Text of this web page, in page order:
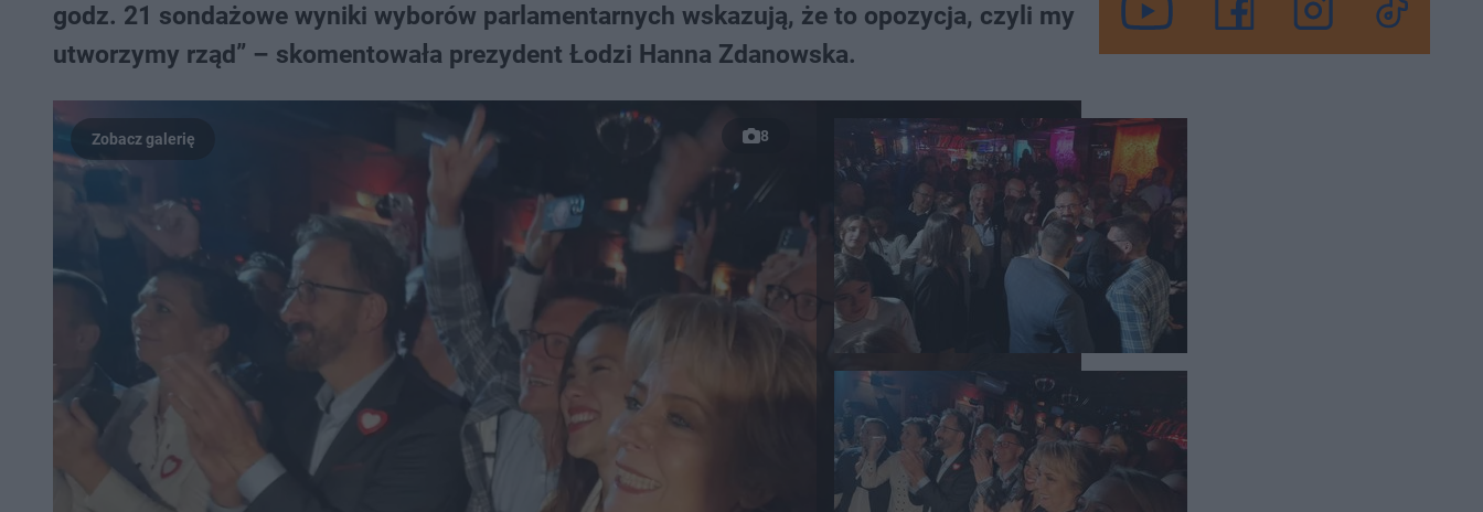
godz. 21 sondażowe wyniki wyborów parlamentarnych wskazują, że to opozycja, czyli my
utworzymy rząd” – skomentowała prezydent Łodzi Hanna Zdanowska.
8